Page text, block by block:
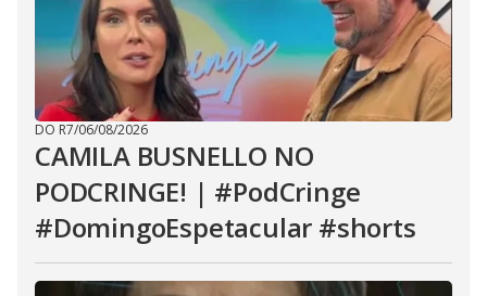
DO R7/06/08/2026
CAMILA BUSNELLO NO
PODCRINGE! | #PodCringe
#DomingoEspetacular #shorts